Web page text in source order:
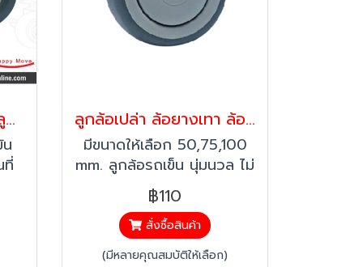
ลูกล้อยางเทา6นิ้ว ล้อมีลูกปืน อะไหล่ล้อรถเข็น ล้อไม่ทำพื้นเป็นรอย ล้อไม่แตก รับน้ำหนัก 100-300 กก. รุ่น Value ยี่ห้อ Pareo 09325,09332,09349,34921(copy)
ที่
ลูกล้อเปล่า ล้อยางเทา ล้อมีลูกปืน รับน้ำหนัก 55-150กก.ล้อไม่ทำพื้นเป็นรอย รุ่น Mover ยี่ห้อ Pareo 34914,34891,34907
มีขนาดให้เลือก 50,75,100
mm. ลูกล้อรถเข็น นุ่มนวล ไม่
ทำให้พื้นเป็นรอย
฿110
สั่งซื้อสินค้า
(มีหลายคุณสมบัติให้เลือก)